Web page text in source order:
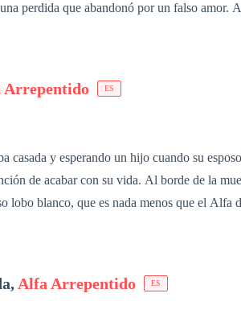
perdida que abandonó por un falso amor.
secreto. ¿Podrá el perdón nacer dentro de
quien marque los destinos de ambos?
Arrepentido ES
casada y esperando un hijo cuando su
de acabar con su vida. Al borde de la
lobo blanco, que es nada menos que el Alfa
ansía. Mientras pasan tiempo juntos, la
Alfa Arrepentido ES